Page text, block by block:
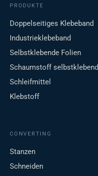
PRODUKTE
Doppelseitiges Klebeband
Industrieklebeband
Selbstklebende Folien
Schaumstoff selbstklebend
Schleifmittel
Klebstoff
CONVERTING
Stanzen
Schneiden